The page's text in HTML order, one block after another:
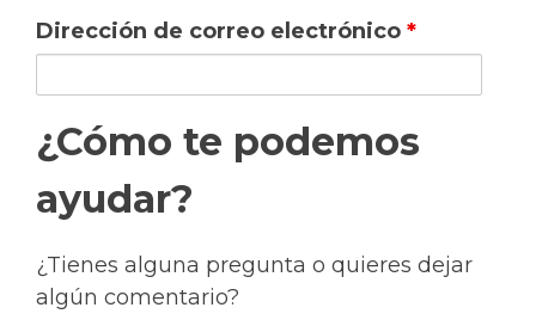
Dirección de correo electrónico *
¿Cómo te podemos
ayudar?
¿Tienes alguna pregunta o quieres dejar
algún comentario?